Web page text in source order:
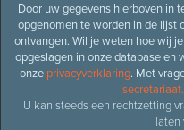
Door uw gegevens hierboven in
opgenomen te worden in de lijst
ontvangen. Wil je weten hoe wij
opgeslagen in onze database en
onze privacyverklaring. Met
U kan steeds een rechtzetting
laten